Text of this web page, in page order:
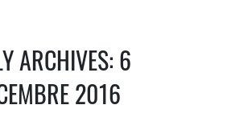
ARCHIVES: 6
2016